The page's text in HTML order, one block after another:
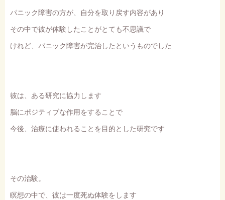
パニック障害の方が、自分を取り戻す内容があり
その中で彼が体験したことがとても不思議で
けれど、パニック障害が完治したというものでした
彼は、ある研究に協力します
脳にポジティブな作用をすることで
今後、治療に使われることを目的とした研究です
その治験。
瞑想の中で、彼は一度死ぬ体験をします